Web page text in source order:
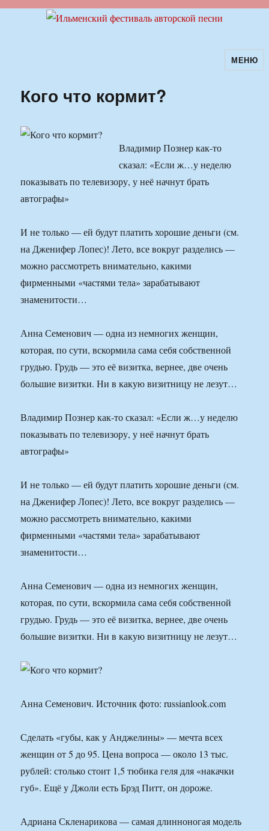
Ильменский фестиваль авторскойМЕНЮ
Кого что кормит?
Владимир Познер как-то
сказал: «Если ж…у неделю
показывать по телевизору, у неё начнут брать
автографы»
И не только — ей будут платить хорошие деньги (см.
на Дженифер Лопес)! Лето, все вокруг разделись —
можно рассмотреть внимательно, какими
фирменными «частями тела» зарабатывают
знаменитости…
Анна Семенович — одна из немногих женщин,
которая, по сути, вскормила сама себя собственной
грудью. Грудь — это её визитка, вернее, две очень
большие визитки. Ни в какую визитницу не лезут…
Владимир Познер как-то сказал: «Если ж…у неделю
показывать по телевизору, у неё начнут брать
автографы»
И не только — ей будут платить хорошие деньги (см.
на Дженифер Лопес)! Лето, все вокруг разделись —
можно рассмотреть внимательно, какими
фирменными «частями тела» зарабатывают
знаменитости…
Анна Семенович — одна из немногих женщин,
которая, по сути, вскормила сама себя собственной
грудью. Грудь — это её визитка, вернее, две очень
большие визитки. Ни в какую визитницу не лезут…
Анна Семенович. Источник фото: russianlook.com
Сделать «губы, как у Анджелины» — мечта всех
женщин от 5 до 95. Цена вопроса — около 13 тыс.
рублей: столько стоит 1,5 тюбика геля для «накачки
губ». Ещё у Джоли есть Брэд Питт, он дороже.
Адриана Скленарикова — самая длинноногая модель